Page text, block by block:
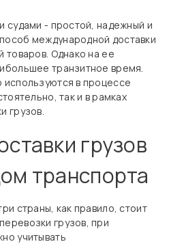
судами - простой, надежный и
международной доставки
товаров. Однако на ее
транзитное время.
в процессе
так и в рамках
грузов.
грузов
транспорта
страны, как правило, стоит
грузов, при
учитывать